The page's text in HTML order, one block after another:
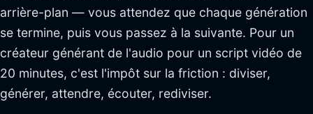
arrière-plan — vous attendez que chaque génération
se termine, puis vous passez à la suivante. Pour un
créateur générant de l'audio pour un script vidéo de
20 minutes, c'est l'impôt sur la friction : diviser,
générer, attendre, écouter, rediviser.